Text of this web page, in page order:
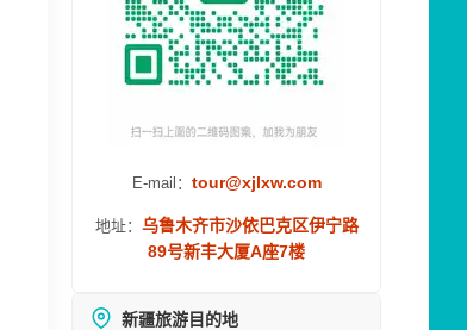
E-mail： tour@xjlxw.com
地址： 乌鲁木齐市沙依巴克区伊宁路
89号新丰大厦A座7楼
新疆旅游目的地